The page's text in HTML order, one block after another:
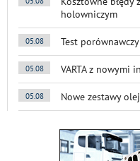
holowniczym
05.08 Test
05.08 VARTA z nowymi
05.08 Nowe zestawy